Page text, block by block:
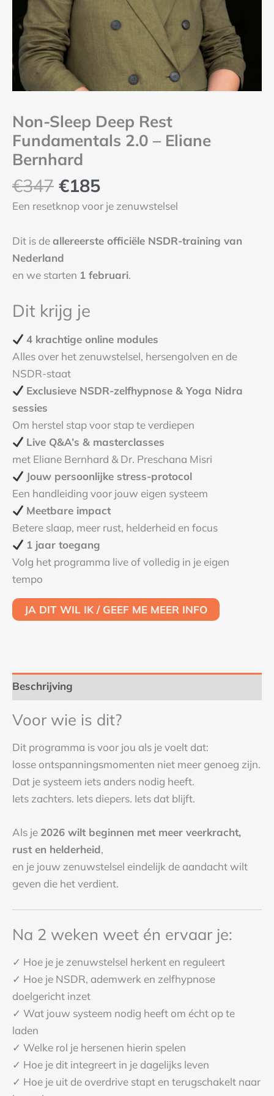
Non-Sleep Deep Rest
Fundamentals 2.0 – Eliane
Bernhard
€347 €185
Een resetknop voor je zenuwstelsel
Dit is deallereerste officiële NSDR-training van
Nederland
en we starten 1 februari.
Dit krijg je
4 krachtige online modules
Alles over het zenuwstelsel, hersengolven en de
NSDR-staat
Exclusieve NSDR-zelfhypnose & Yoga Nidra
sessies
Om herstel stap voor stap te verdiepen
Live Q&A’s & masterclasses
met Eliane Bernhard & Dr. Preschana Misri
Jouw persoonlijke stress-protocol
Een handleiding voor jouw eigen systeem
Meetbare impact
Betere slaap, meer rust, helderheid en focus
1 jaar toegang
Volg het programma live of volledig in je eigen
tempo
JA DIT WIL IK / GEEF ME MEER INFO
Beschrijving
Voor wie is dit?
Dit programma is voor jou als je voelt dat:
losse ontspanningsmomenten niet meer genoeg zijn.
Dat je systeem iets anders nodig heeft.
Iets zachters. Iets diepers. Iets dat blijft.
Als je 2026 wilt beginnen met meer veerkracht,
rust en helderheid,
en je jouw zenuwstelsel eindelijk de aandacht wilt
geven die het verdient.
Na 2 weken weet én ervaar je:
✓ Hoe je je zenuwstelsel herkent en reguleert
✓ Hoe je NSDR, ademwerk en zelfhypnose
doelgericht inzet
✓ Wat jouw systeem nodig heeft om écht op te
laden
✓ Welke rol je hersenen hierin spelen
✓ Hoe je dit integreert in je dagelijks leven
✓ Hoe je uit de overdrive stapt en terugschakelt naar